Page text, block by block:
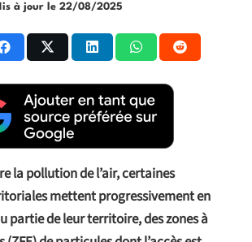
à jour le 22/08/2025
la pollution de l’air, certaines
mettent progressivement en
partie de leur territoire, des zones à